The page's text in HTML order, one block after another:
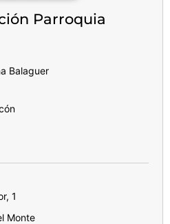
Parroquia
Balaguer
1
Monte